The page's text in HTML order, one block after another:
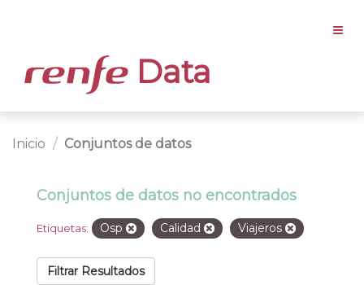
Data
Inicio Conjuntos de datos
Conjuntos de datos no encontrados
Etiquetas: Osp Calidad Viajeros
Filtrar Resultados